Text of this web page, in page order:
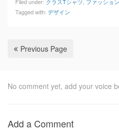
Filed under: クラスTシャツ, ファッショ
Tagged with: デザイン
Previous Page
No comment yet, add your voice
Add a Comment